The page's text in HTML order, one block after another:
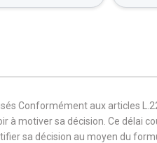
Conformément aux articles
à motiver sa décision. Ce délai
sa décision au moyen du